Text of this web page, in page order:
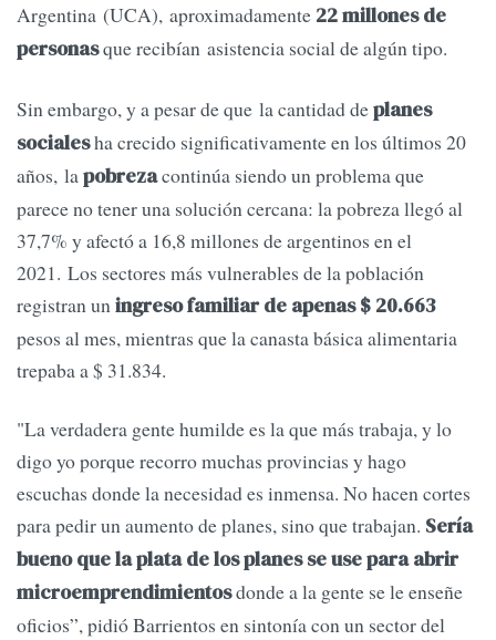
Argentina (UCA), aproximadamente 22 millones de
personasque recibían asistencia social de algún tipo.
Sin embargo, y a pesar de que la cantidad deplanes
socialesha crecido significativamente en los últimos 20
años, lapobrezacontinúa siendo un problema que
parece no tener una solución cercana: la pobreza llegó al
37,7% y afectó a 16,8 millones de argentinos en el
2021. Los sectores más vulnerables de la población
registran uningreso familiar de apenas $ 20.663
pesos al mes, mientras que la canasta básica alimentaria
trepaba a $ 31.834.
"La verdadera gente humilde es la que más trabaja, y lo
digo yo porque recorro muchas provincias y hago
escuchas donde la necesidad es inmensa. No hacen cortes
para pedir un aumento de planes, sino que trabajan. Sería
bueno que la plata de los planes se use para abrir
microemprendimientosdonde a la gente se le enseñe
oficios”, pidió Barrientos en sintonía con un sector del